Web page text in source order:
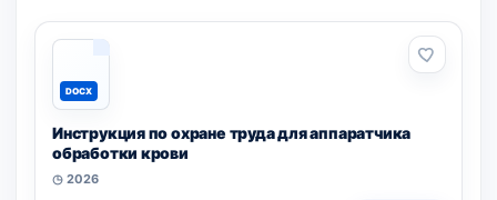
DOCX
Инструкция по охране труда для аппаратчика
обработки крови
◷ 2026